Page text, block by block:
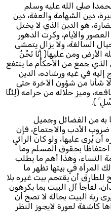
صلى الله عليه وسلم
دين الشهامة والعفة، دين
هو الدين الذي لا يختل
والأيام، وكرت الدهور
السالفة، ولا يزال يتمشى
الأرض ومن عليها﴿ إِنَّا نَحْنُ
الذي جمع من الأحكام ما ينتفع
إليه في غيه ورشاده، الدين
شأنا من شؤون الآخرة حتى
وميز حلاله من حرامه ﴿لِئَلَّا
﴾.
به من الفضائل وجميل
ضروب الأدب والاجتماع، فإن
يُرى عليها، ولو كان الرائي
بحقوق المسلم وما
النساء، وهذا أهم ما يطلب
المرأة في بيتها تظهر ما
للطارق أن يقتحم بيت غيره بلا
لفاجأ آل البيت بما يكرهون
ربة البيت بحالة لا تصح أن
كاشفة لعورة لايجوز النظر